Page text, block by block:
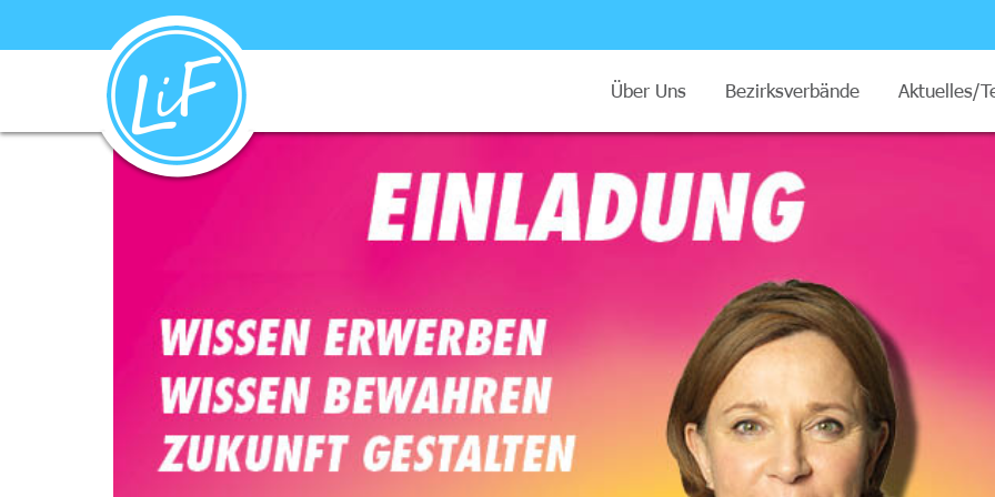
Über Uns Bezirksverbände Aktuelles/